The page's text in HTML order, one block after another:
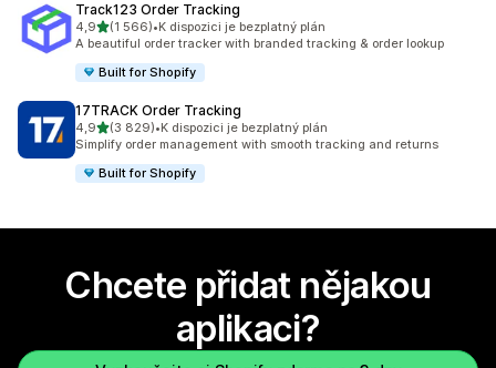
Track123 Order Tracking
4,9z 5 hvězd
(1 566)
Celkový počet recenzí: 1566
•K dispozici je bezplatný plán
A beautiful order tracker with branded tracking & order lookup
Built for Shopify
17TRACK Order Tracking
4,9z 5 hvězd
(3 829)
Celkový počet recenzí: 3829
•K dispozici je bezplatný plán
Simplify order management with smooth tracking and returns
Built for Shopify
Chcete přidat nějakou
aplikaci?